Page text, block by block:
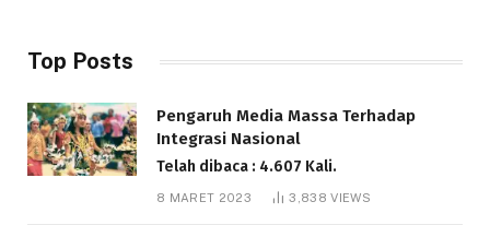
Top Posts
Pengaruh Media Massa Terhadap
Integrasi Nasional
Telah dibaca : 4.607 Kali.
8 MARET 2023 3,838VIEWS